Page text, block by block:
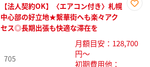
録
【法人契約OK】〈エアコン付き〉札幌
中心部の好立地★繫華街へも楽々アク
セス◎長期出張も快適な滞在を
705
月額目安：128,700
円～
初期費用他：